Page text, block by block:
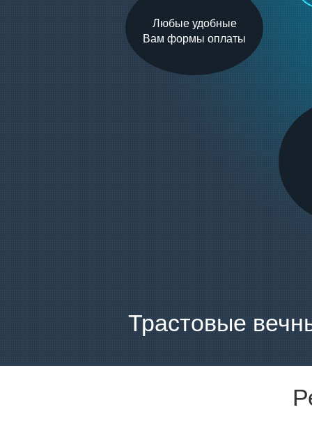
Любые удобные
Вам формы оплаты
Трастовые